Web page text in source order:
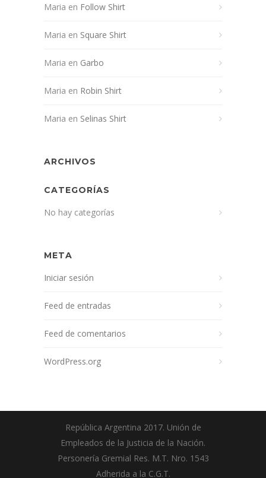
Maria en Follow Shirt
Maria en Square Shirt
Maria en Garbo
Maria en Robin Shirt
Maria en Selinas Shirt
ARCHIVOS
CATEGORÍAS
No hay categorías
META
Iniciar sesión
Feed de entradas
Feed de comentarios
WordPress.org
República Argentina 2017. Unión de
Empleados de la Justicia de la Nación.
Personería Gremial Res. M.T. Nro. 1543
Adherida a la C.G.T.